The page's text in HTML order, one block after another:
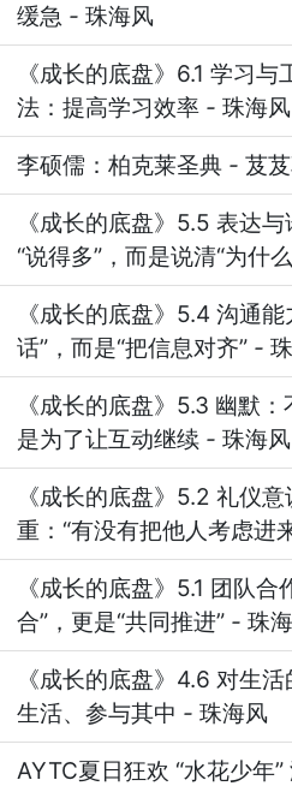
缓急 - 珠海风
《成长的底盘》6.1 学习
法：提高学习效率 - 珠海风
李硕儒：柏克莱圣典 - 芨
《成长的底盘》5.5 表达
“说得多”，而是说清“为什
《成长的底盘》5.4 沟通
话”，而是“把信息对齐” -
《成长的底盘》5.3 幽默
是为了让互动继续 - 珠海风
《成长的底盘》5.2 礼仪
重：“有没有把他人考虑进
《成长的底盘》5.1 团队
合”，更是“共同推进” - 珠
《成长的底盘》4.6 对生
生活、参与其中 - 珠海风
AYTC夏日狂欢 “水花少年